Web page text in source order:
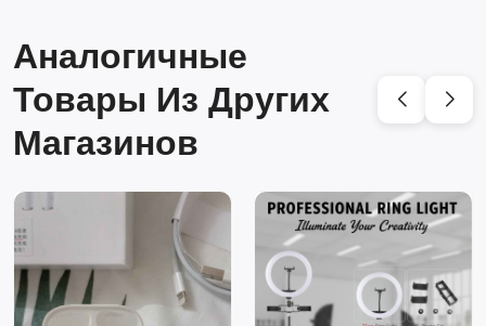
Аналогичные
Товары Из Других
Магазинов